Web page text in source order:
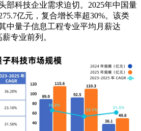
部科技企业需求迫切。2025年中国量
亿元，复合增长率超30%。该类
中量子信息工程专业平均月薪达
专业前列。